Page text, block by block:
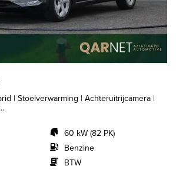
| Stoelverwarming | Achteruitrijcamera |
60 kW (82 PK)
Benzine
BTW